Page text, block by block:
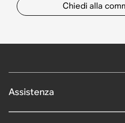
Chiedi alla
Assistenza